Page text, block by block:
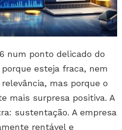
num ponto delicado do
esteja fraca, nem
mas porque o
mais surpresa positiva. A
sustentação. A empresa
rentável e